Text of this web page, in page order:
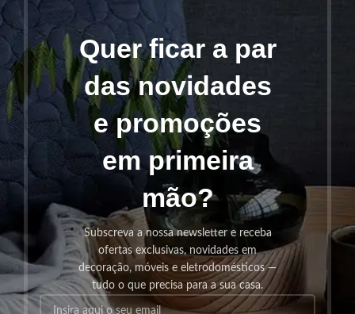
Quer ficar a par
das novidades
e promoções
em primeira
mão?
Subscreva a nossa newsletter e receba
ofertas exclusivas, novidades em
decoração, móveis e eletrodomésticos —
tudo o que precisa para a sua casa.